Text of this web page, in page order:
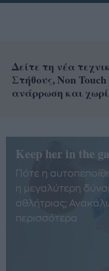
Δείτε τη νέα
Στήθους, Non
ανάρρωση και
Keep her in the
Πότε η
η μεγαλύτερη
αθλήτριας;
περισσότερα